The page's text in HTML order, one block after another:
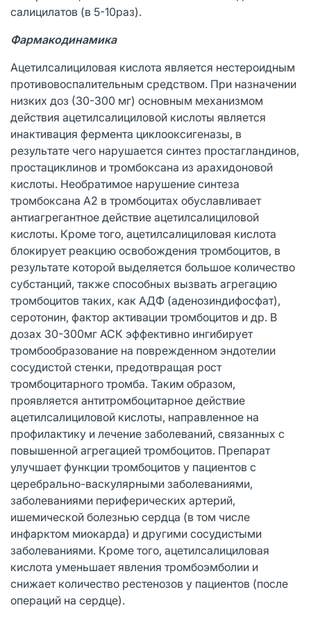
салицилатов (в 5-10раз).
Фармакодинамика
Ацетилсалициловая кислота является нестероидным
противовоспалительным средством. При назначении
низких доз (30-300 мг) основным механизмом
действия ацетилсалициловой кислоты является
инактивация фермента циклооксигеназы, в
результате чего нарушается синтез простагландинов,
простациклинов и тромбоксана из арахидоновой
кислоты. Необратимое нарушение синтеза
тромбоксана А2 в тромбоцитах обуславливает
антиагрегантное действие ацетилсалициловой
кислоты. Кроме того, ацетилсалициловая кислота
блокирует реакцию освобождения тромбоцитов, в
результате которой выделяется большое количество
субстанций, также способных вызвать агрегацию
тромбоцитов таких, как АДФ (аденозиндифосфат),
серотонин, фактор активации тромбоцитов и др. В
дозах 30-300мг АСК эффективно ингибирует
тромбообразование на поврежденном эндотелии
сосудистой стенки, предотвращая рост
тромбоцитарного тромба. Таким образом,
проявляется антитромбоцитарное действие
ацетилсалициловой кислоты, направленное на
профилактику и лечение заболеваний, связанных с
повышенной агрегацией тромбоцитов. Препарат
улучшает функции тромбоцитов у пациентов с
церебрально-васкулярными заболеваниями,
заболеваниями периферических артерий,
ишемической болезнью сердца (в том числе
инфарктом миокарда) и другими сосудистыми
заболеваниями. Кроме того, ацетилсалициловая
кислота уменьшает явления тромбоэмболии и
снижает количество рестенозов у пациентов (после
операций на сердце).